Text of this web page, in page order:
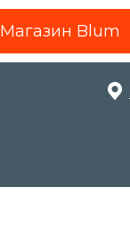
Магазин Blum